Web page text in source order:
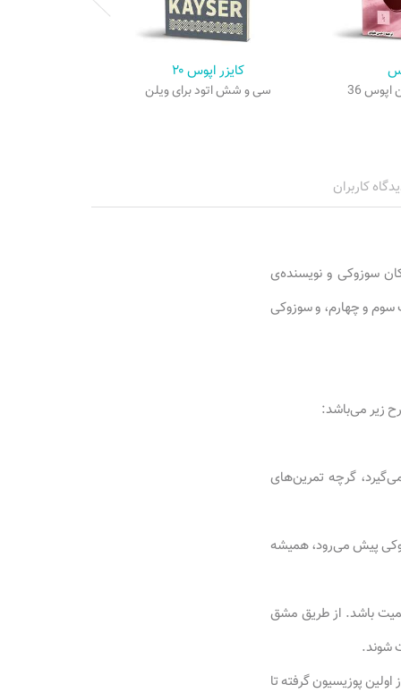
36
کایزر اپوس ۲۰
سی و شش اتود برای ویلن
کاربران
سوزوکی و نویسنده‌ی
سوم و چهارم، و سوزوکی
زیر می‌باشد:
گرچه تمرین‌های
پیش می‌رود، همیشه
باشد. از طریق مشق
شوند.
پوزیسیون گرفته تا